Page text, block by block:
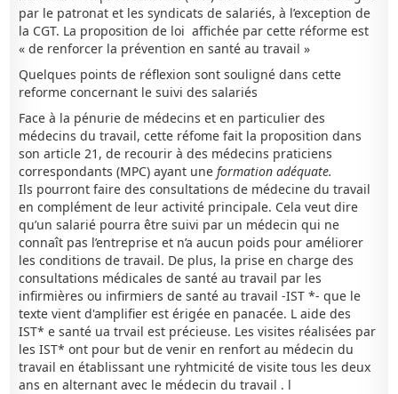
par le patronat et les syndicats de salariés, à l’exception de
la CGT. La proposition de loi affichée par cette réforme est
« de renforcer la prévention en santé au travail »
Quelques points de réflexion sont souligné dans cette
reforme concernant le suivi des salariés
Face à la pénurie de médecins et en particulier des
médecins du travail, cette réfome fait la proposition dans
son article 21, de recourir à des médecins praticiens
correspondants (MPC) ayant uneformation adéquate.
Ils pourront faire des consultations de médecine du travail
en complément de leur activité principale. Cela veut dire
qu’un salarié pourra être suivi par un médecin qui ne
connaît pas l’entreprise et n’a aucun poids pour améliorer
les conditions de travail. De plus, la prise en charge des
consultations médicales de santé au travail par les
infirmières ou infirmiers de santé au travail -IST *- que le
texte vient d'amplifier est érigée en panacée. L aide des
IST* e santé ua trvail est précieuse. Les visites réalisées par
les IST* ont pour but de venir en renfort au médecin du
travail en établissant une ryhtmicité de visite tous les deux
ans en alternant avec le médecin du travail . l